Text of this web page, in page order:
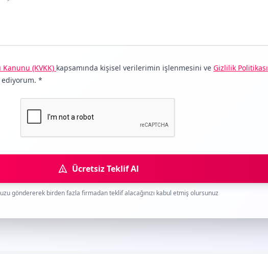
(KVKK) kapsamında kişisel verilerimin işlenmesini ve Gizlilik Politikası
ediyorum. *
Ücretsiz Teklif Al
göndererek birden fazla firmadan teklif alacağınızı kabul etmiş olursunuz